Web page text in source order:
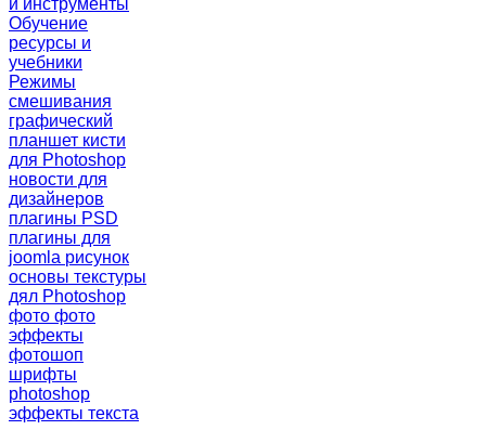
и инструменты
Обучение
ресурсы и
учебники
Режимы
смешивания
графический
планшет кисти
для Photoshop
новости для
дизайнеров
плагины PSD
плагины для
joomla рисунок
основы текстуры
дял Photoshop
фото фото
эффекты
фотошоп
шрифты
photoshop
эффекты текста